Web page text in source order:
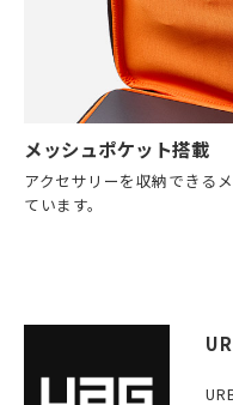
メッシュポケット搭載
アクセサリーを収納できる
ています。